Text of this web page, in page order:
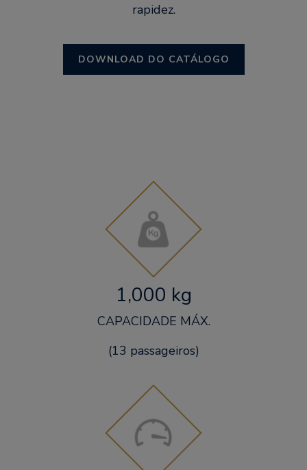
rapidez.
DOWNLOAD DO CATÁLOGO
1,000 kg
CAPACIDADE MÁX.
(13 passageiros)